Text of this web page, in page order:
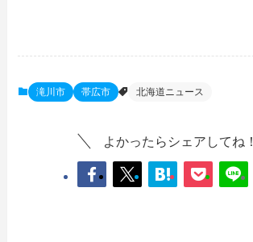
滝川市 帯広市 北海道ニュース
よかったらシェアしてね！